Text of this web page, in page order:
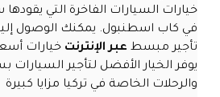
خيارات السيارات الفاخرة التي
في كاب اسطنبول. يمكنك الوصول
تأجير مبسط عبر الإنترنت خيارات
يوفر الخيار الأفضل لتأجير السيارات
والرحلات الخاصة في تركيا مزايا كبيرة